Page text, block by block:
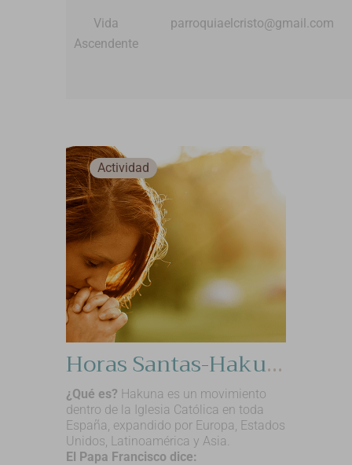
Vida
Ascendente
parroquiaelcristo@gmail.com
Actividad
Horas Santas-Hakuna
¿Qué es? Hakuna es un movimiento
dentro de la Iglesia Católica en toda
España, expandido por Europa, Estados
Unidos, Latinoamérica y Asia.
El Papa Francisco dice: